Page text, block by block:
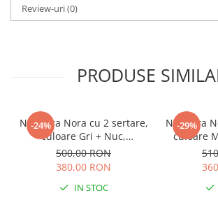
Review-uri(0)
PRODUSE
-24%
Noptiera Nora cu 2 sertare,
culoare Gri + Nuc,
60x45x47cm
500,00 RON
380,00 RON
IN STOC
-29%
Noptiera
culoare